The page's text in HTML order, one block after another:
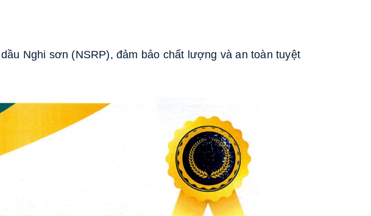
Nghi sơn (NSRP), đảm bảo chất lượng và an toàn tuyệt